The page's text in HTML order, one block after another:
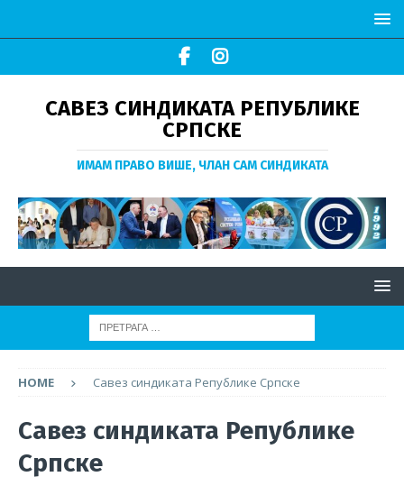
САВЕЗ СИНДИКАТА РЕПУБЛИКЕ
СРПСКЕ
ИМАМ ПРАВО ВИШЕ, ЧЛАН САМ СИНДИКАТА
HOME Савез синдиката Републике Српске
Савез синдиката Републике
Српске